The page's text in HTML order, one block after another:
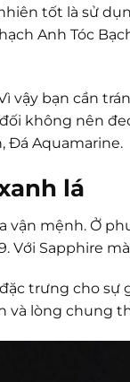
tốt là sử
Anh Tóc
vậy bạn cần
không nên
Đá Aquamarine.
lá
vận mệnh. Ở
Với Sapphire
trưng cho
và lòng chung